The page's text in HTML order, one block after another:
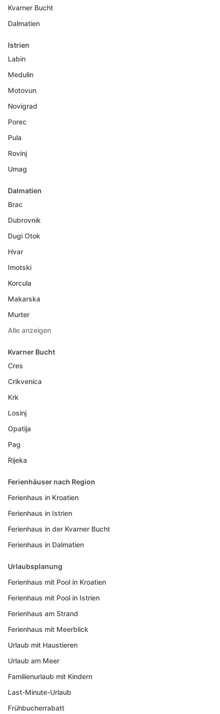
Kvarner Bucht
Dalmatien
Istrien
Labin
Medulin
Motovun
Novigrad
Porec
Pula
Rovinj
Umag
Dalmatien
Brac
Dubrovnik
Dugi Otok
Hvar
Imotski
Korcula
Makarska
Murter
Alle anzeigen
Kvarner Bucht
Cres
Crikvenica
Krk
Losinj
Opatija
Pag
Rijeka
Ferienhäuser nach Region
Ferienhaus in Kroatien
Ferienhaus in Istrien
Ferienhaus in der Kvarner Bucht
Ferienhaus in Dalmatien
Urlaubsplanung
Ferienhaus mit Pool in Kroatien
Ferienhaus mit Pool in Istrien
Ferienhaus am Strand
Ferienhaus mit Meerblick
Urlaub mit Haustieren
Urlaub am Meer
Familienurlaub mit Kindern
Last-Minute-Urlaub
Frühbucherrabatt